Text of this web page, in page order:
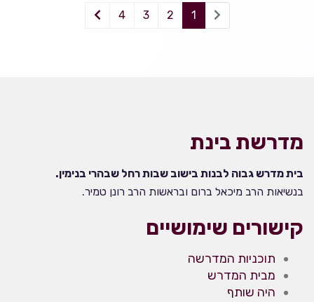
1
2
3
4
מדרשת בינת
בית מדרש גבוה לבנות בישוב שבות רחל שבהרי בנימין.
בנשיאות הרב מיכאל ברום ובראשות הרב רונן טמיר.
קישורים שימושיים
תוכניות המדרשה
מבית המדרש
היה שותף